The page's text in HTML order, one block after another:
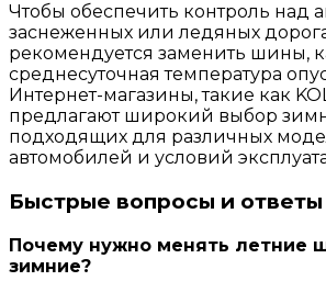
Чтобы обеспечить контроль над
заснеженных или ледяных
рекомендуется заменить шины,
среднесуточная температура
Интернет-магазины, такие как
предлагают широкий выбор
подходящих для различных
автомобилей и условий
Быстрые вопросы и ответы
Почему нужно менять летние
зимние?